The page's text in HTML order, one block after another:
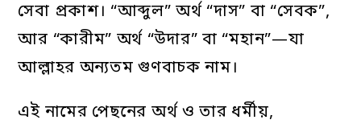
সেবা প্রকাশ। “আব্দুল” অর্থ “দাস” বা “সেবক”,
আর “কারীম” অর্থ “উদার” বা “মহান”—যা
আল্লাহর অন্যতম গুণবাচক নাম।
এই নামের পেছনের অর্থ ও তার ধর্মীয়,